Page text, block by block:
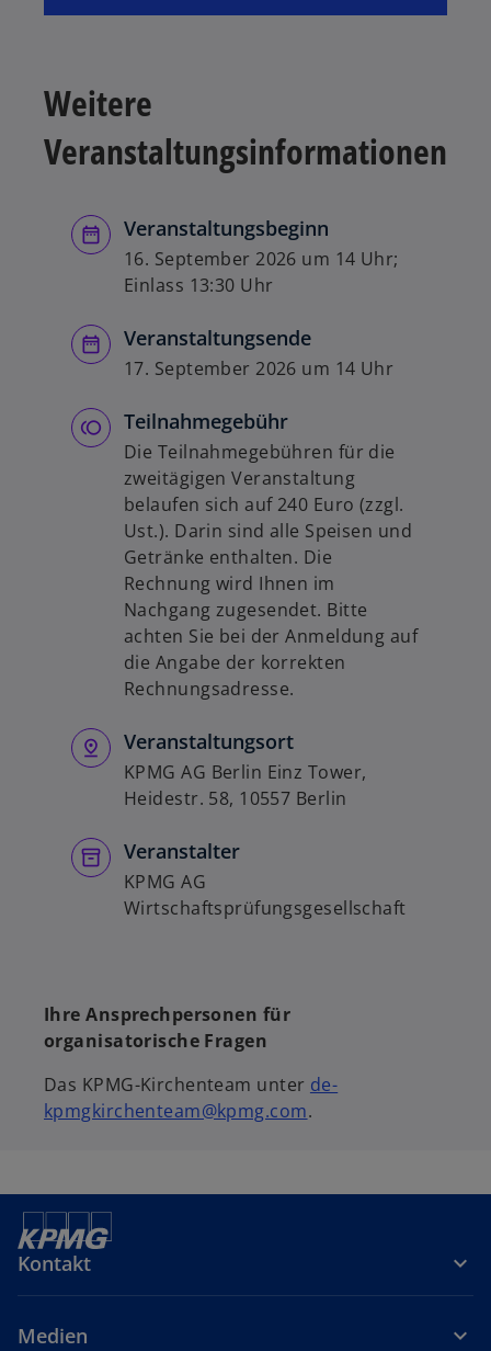
Weitere
Veranstaltungsinformationen
Veranstaltungsbeginn
16. September 2026 um 14 Uhr;
Einlass 13:30 Uhr
Veranstaltungsende
17. September 2026 um 14 Uhr
Teilnahmegebühr
Die Teilnahmegebühren für die
zweitägigen Veranstaltung
belaufen sich auf 240 Euro (zzgl.
Ust.). Darin sind alle Speisen und
Getränke enthalten. Die
Rechnung wird Ihnen im
Nachgang zugesendet. Bitte
achten Sie bei der Anmeldung auf
die Angabe der korrekten
Rechnungsadresse.
Veranstaltungsort
KPMG AG Berlin Einz Tower,
Heidestr. 58, 10557 Berlin
Veranstalter
KPMG AG
Wirtschaftsprüfungsgesellschaft
Ihre Ansprechpersonen für
organisatorische Fragen
Das KPMG-Kirchenteam unter de-
kpmgkirchenteam@kpmg.com.
Kontakt
Medien